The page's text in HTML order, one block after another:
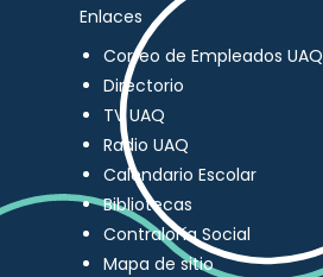
Enlaces
Correo de Empleados UAQ
Directorio
TV UAQ
Radio UAQ
Calendario Escolar
Bibliotecas
Contraloría Social
Mapa de sitio